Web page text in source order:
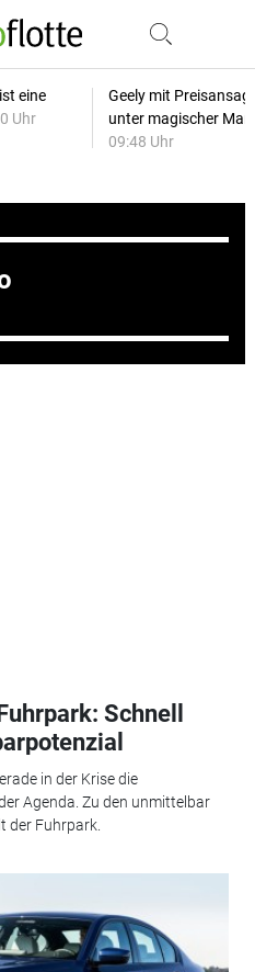
eine
Uhr
Geely mit
unter magischer
09:48 Uhr
Schnell
in der Krise die
Agenda. Zu den unmittelbar
der Fuhrpark.